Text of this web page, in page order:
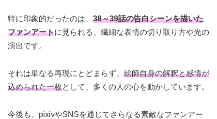
特に印象的だったのは、 38～39話の告白シーンを描いた
ファンアートに見られる、繊細な表情の切り取り方や光の
演出です。
それは単なる再現にとどまらず、 絵師自身の解釈と感情が
込められた一枚として、多くの人の心を動かしています。
今後も、pixivやSNSを通じてさらなる素敵なファンアー